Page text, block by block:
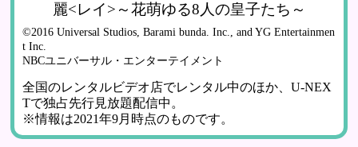
麗<レイ>～花萌ゆる8人の皇子たち～
©2016 Universal Studios, Barami bunda. Inc., and YG Entertainmen
t Inc.
NBCユニバーサル・エンターテイメント
全国のレンタルビデオ店でレンタル中のほか、U-NEX
Tで独占先行見放題配信中。
※情報は2021年9月時点のものです。